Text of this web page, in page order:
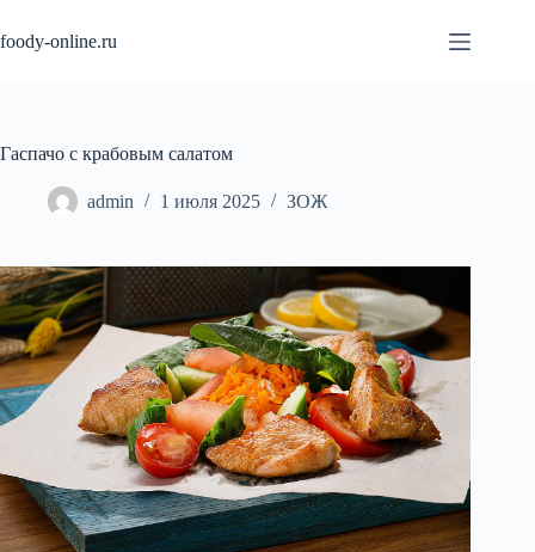
к
сути
foody-online.ru
Гаспачо с крабовым салатом
admin 1 июля 2025 ЗОЖ